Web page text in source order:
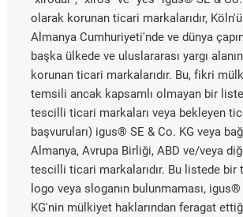
olarak korunan ticari markalarıdır,
Almanya Cumhuriyeti'nde ve dünya
başka ülkede ve uluslararası yargı
korunan ticari markalarıdır. Bu, fikri
temsili ancak kapsamlı olmayan bir
tescilli ticari markaları veya bekleyen
başvuruları) igus® SE & Co. KG veya
Almanya, Avrupa Birliği, ABD ve/veya
tescilli ticari markalarıdır. Bu listede bir
logo veya sloganın bulunmaması, igus®
KG'nin mülkiyet haklarından feragat